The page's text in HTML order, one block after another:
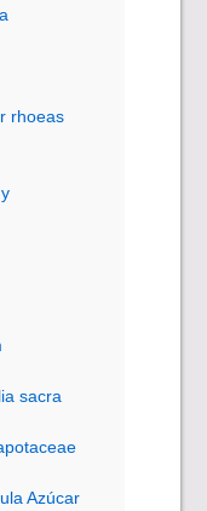
rhoeas
sacra
Azúcar